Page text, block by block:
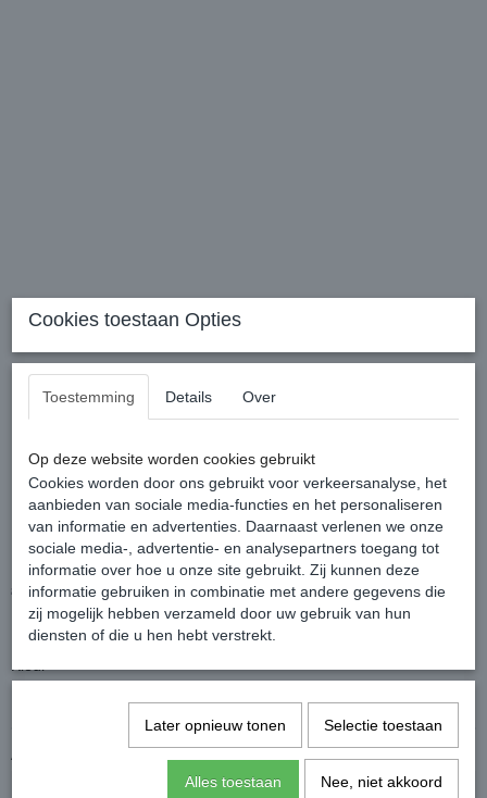
Onek Convertible Front
€ 27,00 € 23,95 (inclusief btw 21%)
Op voorraad
Aantal
Cookies toestaan Opties
Toestemming Details Over
Op deze website worden cookies gebruikt
Cookies worden door ons gebruikt voor verkeersanalyse, het
aanbieden van sociale media-functies en het personaliseren
van informatie en advertenties. Daarnaast verlenen we onze
sociale media-, advertentie- en analysepartners toegang tot
informatie over hoe u onze site gebruikt. Zij kunnen deze
informatie gebruiken in combinatie met andere gegevens die
zij mogelijk hebben verzameld door uw gebruik van hun
diensten of die u hen hebt verstrekt.
Later opnieuw tonen Selectie toestaan
Alles toestaan Nee, niet akkoord